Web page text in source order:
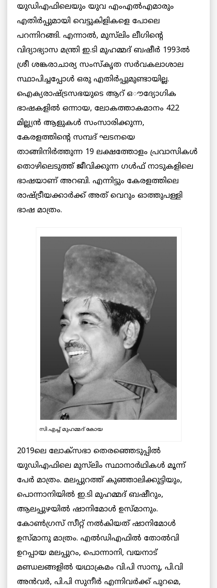
യുഡിഎഫിലെയും യുവ എംഎല്‍എമാരും
എതിര്‍പ്പുമായി വെട്ടുകിളികളെ പോലെ
പറന്നിറങ്ങി. എന്നാൽ, മുസ്‌ലിം ലീഗിന്റെ
വിദ്യാഭ്യാസ മന്ത്രി ഇ.ടി മുഹമ്മദ് ബഷീര്‍ 1993ല്‍
ശ്രീ ശങ്കരാചാര്യ സംസ്കൃത സര്‍വകലാശാല
സ്ഥാപിച്ചപ്പോള്‍ ഒരു എതിര്‍പ്പുമുണ്ടായില്ല.
ഐക്യരാഷ്ട്രസഭയുടെ ആറ് ഒൗദ്യോഗിക
ഭാഷകളില്‍ ഒന്നായ, ലോകത്താകമാനം 422
മില്ല്യന്‍ ആളുകള്‍ സംസാരിക്കുന്ന,
കേരളത്തിന്റെ സമ്പദ് ഘടനയെ
താങ്ങിനിര്‍ത്തുന്ന 19 ലക്ഷത്തോളം പ്രവാസികള്‍
തൊഴിലെടുത്ത് ജീവിക്കുന്ന ഗള്‍ഫ് നാടുകളിലെ
ഭാഷയാണ് അറബി. എന്നിട്ടും കേരളത്തിലെ
രാഷ്ട്രീയക്കാര്‍ക്ക് അത് വെറും ഓത്തുപള്ളി
ഭാഷ മാത്രം.
സി.എച്ച് മുഹമ്മദ് കോയ
2019ലെ ലോക്സഭാ തെരഞ്ഞെടുപ്പില്‍
യുഡിഎഫിലെ മുസ്‌ലിം സ്ഥാനാര്‍ഥികള്‍ മൂന്ന്
പേര്‍ മാത്രം. മലപ്പുറത്ത് കുഞ്ഞാലിക്കുട്ടിയും,
പൊന്നാനിയില്‍ ഇ.ടി മുഹമ്മദ് ബഷീറും,
ആലപ്പുഴയില്‍ ഷാനിമോള്‍ ഉസ്മാനും.
കോണ്‍ഗ്രസ് സീറ്റ് നല്‍കിയത് ഷാനിമോള്‍
ഉസ്മാനു മാത്രം. എൽഡിഎഫില്‍ തോല്‍വി
ഉറപ്പായ മലപ്പുറം, പൊന്നാനി, വയനാട്
മണ്ഡലങ്ങളില്‍ യഥാക്രമം വി.പി സാനു, പി.വി
അന്‍വര്‍, പി.പി സുനീര്‍ എന്നിവര്‍ക്ക് പുറമെ,